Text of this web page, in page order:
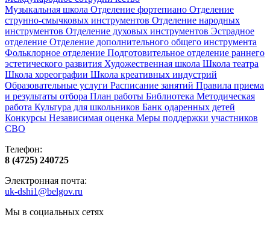
Музыкальная школа Отделение фортепиано Отделение
струнно-смычковых инструментов Отделение народных
инструментов Отделение духовых инструментов Эстрадное
отделение Отделение дополнительного общего инструмента
Фольклорное отделение Подготовительное отделение раннего
эстетического развития Художественная школа Школа‌‌‌‌ театра
Школа хореографии Школа креативных индустрий
Образовательные услуги Расписание занятий Правила приема
и результаты отбора План работы Библиотека Методическая
работа Культура для школьников Банк одаренных детей
Конкурсы Независимая оценка Меры поддержки участников
СВО
Телефон:
8 (4725) 240725
Электронная почта:
uk-dshi1@belgov.ru
Мы в социальных сетях